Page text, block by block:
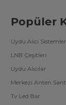
Popüler
Uydu Alıcı
LNB Çeşitleri
Uydu Alıcılar
Merkezi Anten
Tv Led Bar